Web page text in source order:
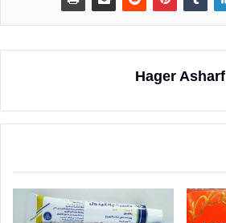
Hager Asharf